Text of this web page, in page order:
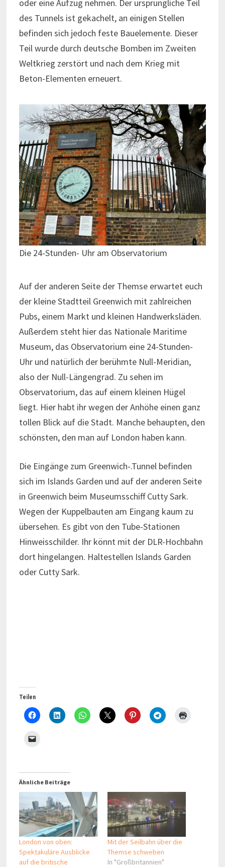
oder eine Aufzug nehmen. Der ursprüngliche Teil
des Tunnels ist gekachelt, an einigen Stellen
befinden sich jedoch feste Bauelemente. Dieser
Teil wurde durch deutsche Bomben im Zweiten
Weltkrieg zerstört und nach dem Krieg mit
Beton-Elementen erneuert.
Die 24-Stunden- Uhr am Observatorium
Auf der anderen Seite der Themse erwartet euch
der kleine Stadtteil Greenwich mit zahlreichen
Pubs, einem Markt und kleinen Handwerksläden.
Außerdem steht hier das Nationale Maritime
Museum, das Observatorium eine 24-Stunden-
Uhr und natürlich der berühmte Null-Meridian,
also der Null-Längengrad. Zu sehen im
Observatorium, das auf einem kleinen Hügel
liegt. Hier habt ihr wegen der Anhöhe einen ganz
tollen Blick auf die Stadt. Manche behaupten, den
schönsten, den man auf London haben kann.
Die Eingänge zum Greenwich-.Tunnel befinden
sich im Islands Garden und auf der anderen Seite
in Greenwich beim Museumsschiff Cutty Sark.
Wegen der Kuppelbauten am Eingang kaum zu
übersehen. Es gibt von den Tube-Stationen
Hinweisschilder. Ihr könnt mit der DLR-Hochbahn
dort hingelangen. Haltestellen Islands Garden
oder Cutty Sark.
Teilen
Ähnliche Beiträge
London von oben:
Spektakuläre Ausblicke
auf die britische
Mit der Seilbahn über die
Themse schweben
In "Großbritannien"